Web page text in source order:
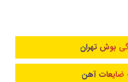
بوش تهران
آهن